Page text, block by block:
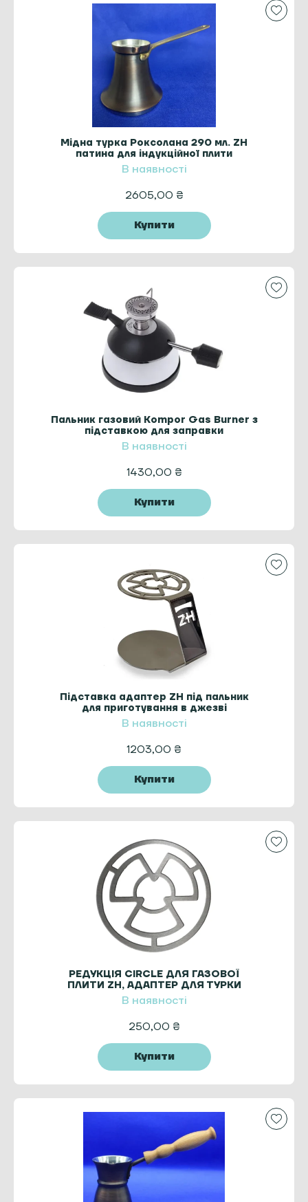
Мідна турка Роксолана 290 мл. ZH
патина для індукційної плити
В наявності
2605,00 ₴
Купити
Пальник газовий Kompor Gas Burner з
підставкою для заправки
В наявності
1430,00 ₴
Купити
Підставка адаптер ZH під пальник
для приготування в джезві
В наявності
1203,00 ₴
Купити
РЕДУКЦІЯ CIRCLE ДЛЯ ГАЗОВОЇ
ПЛИТИ ZH, АДАПТЕР ДЛЯ ТУРКИ
В наявності
250,00 ₴
Купити